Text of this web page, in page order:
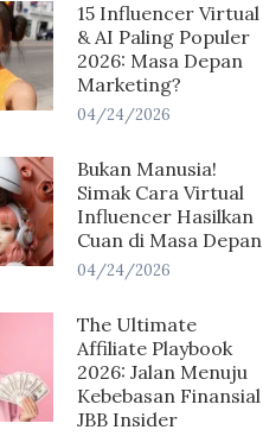
15 Influencer Virtual
& AI Paling Populer
2026: Masa Depan
Marketing?
04/24/2026
Bukan Manusia!
Simak Cara Virtual
Influencer Hasilkan
Cuan di Masa Depan
04/24/2026
The Ultimate
Affiliate Playbook
2026: Jalan Menuju
Kebebasan Finansial
JBB Insider